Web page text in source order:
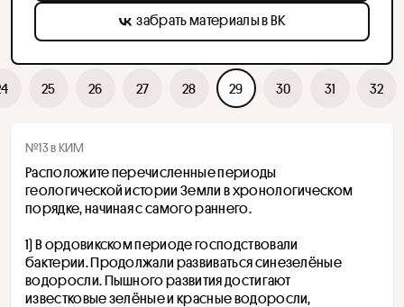
25 26 27 28 29 30 31 32
№13 в КИМ
Расположите перечисленные периоды
геологической истории Земли в хронологическом
порядке, начиная с самого раннего.
1) В ордовикском периоде господствовали
бактерии. Продолжали развиваться синезелёные
водоросли. Пышного развития достигают
известковые зелёные и красные водоросли,
забрать материалы в ВК